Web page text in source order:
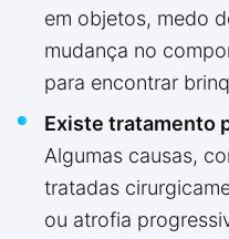
em objetos, medo
mudança no
para encontrar
Existe tratamento
Algumas causas,
tratadas
ou atrofia